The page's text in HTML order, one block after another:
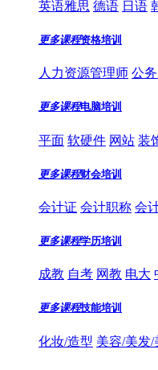
英语雅思 德语 日语
更多课程资格培训
人力资源管理师 公
更多课程电脑培训
平面 软硬件 网站 装
更多课程财会培训
会计证 会计职称 会
更多课程学历培训
成教 自考 网教 电大
更多课程技能培训
化妆/造型 美容/美发/